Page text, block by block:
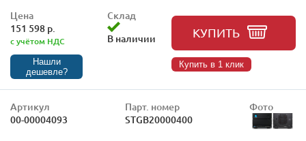
Цена
151 598 р.
с учётом НДС
Нашли
дешевле?
Склад
В наличии
КУПИТЬ
Купить в 1 клик
Артикул
00-00004093
Парт. номер
STGB20000400
Фото